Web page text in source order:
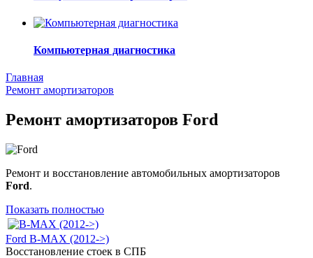
Компьютерная диагностика
Главная
Ремонт амортизаторов
Ремонт амортизаторов Ford
Ремонт и восстановление автомобильных амортизаторов
Ford.
Показать полностью
Ford B-MAX (2012->)
Восстановление стоек в СПБ